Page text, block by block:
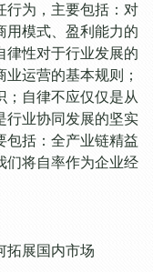
为，主要包括：对
用模式、盈利能力的
律性对于行业发展的
运营的基本规则；
；自律不应仅仅是从
行业协同发展的坚实
包括：全产业链精益
们将自率作为企业经
拓展国内市场